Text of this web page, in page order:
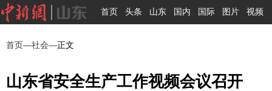
首页 头条 山东 国内 国际 图片 视频
首页—社会—正文
山东省安全生产工作视频会议召开